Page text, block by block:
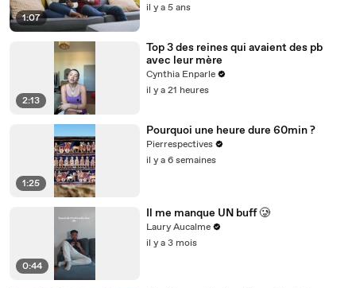
1:07
il y a 5 ans
2:13
Top 3 des reines qui avaient des pb
avec leur mère
Cynthia Enparle
il y a 21 heures
1:25
Pourquoi une heure dure 60min ?
Pierrespectives
il y a 6 semaines
0:44
Il me manque UN buff 🥲
Laury Aucalme
il y a 3 mois